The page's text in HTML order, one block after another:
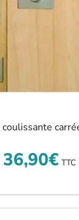
36,90€ TTC